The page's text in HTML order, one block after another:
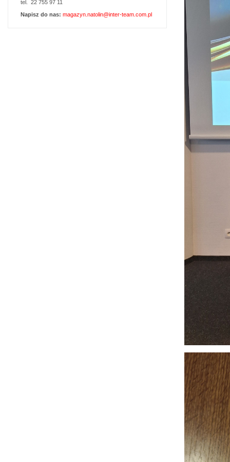
tel. 22 755 97 11
Napisz do nas: magazyn.natolin@inter-team.com.pl